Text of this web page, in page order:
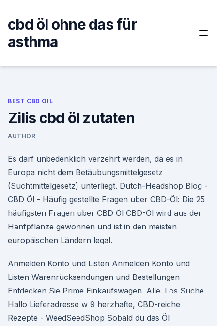
content
cbd öl ohne das für
asthma
BEST CBD OIL
Zilis cbd öl zutaten
AUTHOR
Es darf unbedenklich verzehrt werden, da es in
Europa nicht dem Betäubungsmittelgesetz
(Suchtmittelgesetz) unterliegt. Dutch-Headshop Blog -
CBD Öl - Häufig gestellte Fragen uber CBD-Öl: Die 25
häufigsten Fragen uber CBD Öl CBD-Öl wird aus der
Hanfpflanze gewonnen und ist in den meisten
europäischen Ländern legal.
Anmelden Konto und Listen Anmelden Konto und
Listen Warenrücksendungen und Bestellungen
Entdecken Sie Prime Einkaufswagen. Alle. Los Suche
Hallo Lieferadresse w 9 herzhafte, CBD-reiche
Rezepte - WeedSeedShop Sobald du das Öl